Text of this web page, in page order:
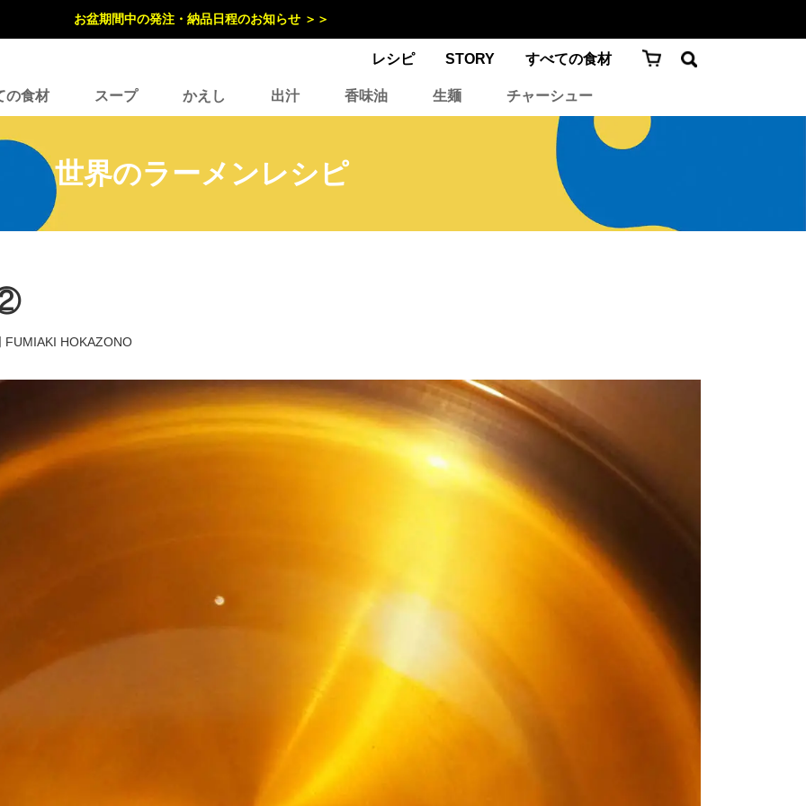
お盆期間中の発注・納品日程のお知らせ ＞＞
レシピ STORY すべての食材
の食材 スープ かえし 出汁 香味油 生麺 チャーシュー
世界のラーメンレシピ
FUMIAKI HOKAZONO